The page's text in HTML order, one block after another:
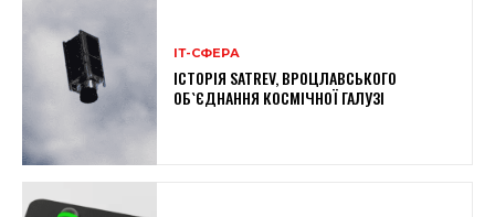
ІТ-СФЕРА
ІСТОРІЯ SATREV, ВРОЦЛАВСЬКОГО
ОБ`ЄДНАННЯ КОСМІЧНОЇ ГАЛУЗІ